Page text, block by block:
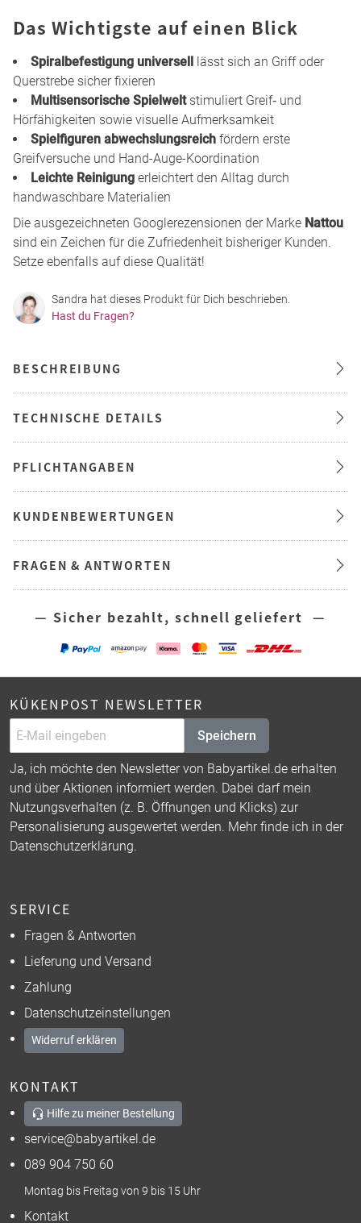
Das Wichtigste auf einen Blick
Spiralbefestigung universell
lässt sich an Griff oder
Querstrebe sicher fixieren
Multisensorische Spielweltstimuliert Greif‑ und
Hörfähigkeiten sowie visuelle Aufmerksamkeit
Spielfiguren abwechslungsreich fördern erste
Greifversuche und Hand-Auge-Koordination
Leichte Reinigung erleichtert den Alltag durch
handwaschbare Materialien
Die ausgezeichneten Googlerezensionen der Marke Nattou
sind ein Zeichen für die Zufriedenheit bisheriger Kunden.
Setze ebenfalls auf diese Qualität!
Sandra hat dieses Produkt für Dich beschrieben.
Hast du Fragen?
BESCHREIBUNG
TECHNISCHE DETAILS
PFLICHTANGABEN
KUNDENBEWERTUNGEN
FRAGEN & ANTWORTEN
— Sicher bezahlt, schnell geliefert —
KÜKENPOST NEWSLETTER
Speichern
Ja, ich möchte den Newsletter von Babyartikel.de erhalten
und über Aktionen informiert werden. Dabei darf mein
Nutzungsverhalten (z. B. Öffnungen und Klicks) zur
Personalisierung ausgewertet werden. Mehr finde ich in der
Datenschutzerklärung.
SERVICE
Fragen & Antworten
Lieferung und Versand
Zahlung
Datenschutzeinstellungen
Widerruf erklären
KONTAKT
Hilfe zu meiner Bestellung
service@babyartikel.de
089 904 750 60
Montag bis Freitag von 9 bis 15 Uhr
Kontakt